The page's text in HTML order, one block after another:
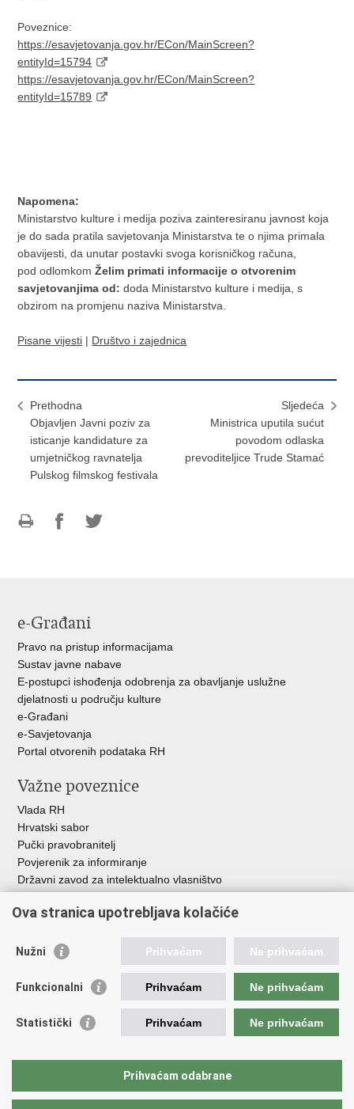
Poveznice:
https://esavjetovanja.gov.hr/ECon/MainScreen?
entityId=15794​
https://esavjetovanja.gov.hr/ECon/MainScreen?
entityId=15789​
Napomena:
Ministarstvo kulture i medija poziva zainteresiranu javnost koja
je do sada pratila savjetovanja Ministarstva te o njima primala
obavijesti, da unutar postavki svoga korisničkog računa,
pod odlomkomŽelim primati informacije o otvorenim
savjetovanjima od:doda Ministarstvo kulture i medija, s
obzirom na promjenu naziva Ministarstva.
Pisane vijesti | Društvo i zajednica
Prethodna
Objavljen Javni poziv za
isticanje kandidature za
umjetničkog ravnatelja
Pulskog filmskog festivala
Sljedeća
Ministrica uputila sućut
povodom odlaska
prevoditeljice Trude Stamać
e-Građani
Pravo na pristup informacijama
Sustav javne nabave
E-postupci ishođenja odobrenja za obavljanje uslužne
djelatnosti u području kulture
e-Građani
e-Savjetovanja
Portal otvorenih podataka RH
Važne poveznice
Vlada RH
Hrvatski sabor
Pučki pravobranitelj
Povjerenik za informiranje
Državni zavod za intelektualno vlasništvo
HAKOM
Ostale poveznice
Hrvatski audiovizualni centar
Creative Europe
EU National Institutes for Culture
Međunarodni centar za podvodnu arheologiju u Zadru (MCPA)
Ova stranica upotrebljava kolačiće
Nužni Prihvaćam Ne prihvaćam
Funkcionalni Prihvaćam Ne prihvaćam
Statistički Prihvaćam Ne prihvaćam
Prihvaćam odabrane